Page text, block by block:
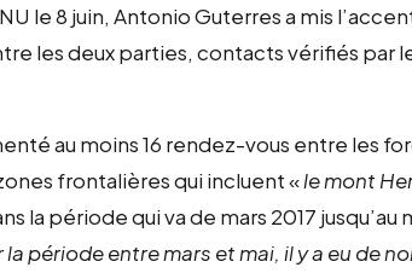
le 8 juin, Antonio Guterres a mis
les deux parties, contacts vérifiés par
au moins 16 rendez-vous entre les
frontalières qui incluent «le mont
la période qui va de mars 2017
la période entre mars et mai, il y a eu de